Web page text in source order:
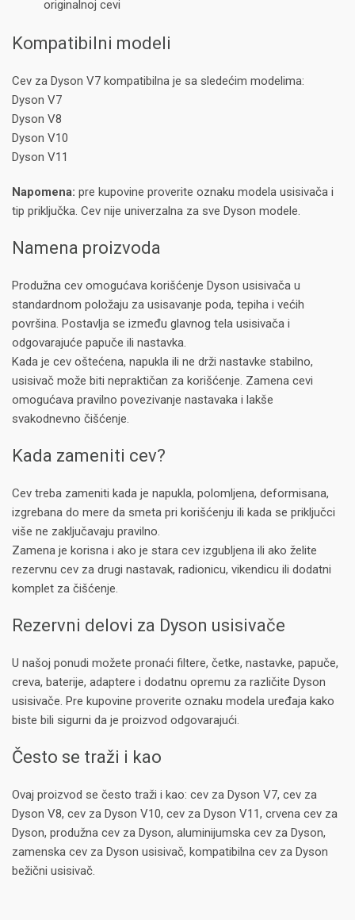
originalnoj cevi
Kompatibilni modeli
Cev za Dyson V7 kompatibilna je sa sledećim modelima:
Dyson V7
Dyson V8
Dyson V10
Dyson V11
Napomena: pre kupovine proverite oznaku modela usisivača i
tip priključka. Cev nije univerzalna za sve Dyson modele.
Namena proizvoda
Produžna cev omogućava korišćenje Dyson usisivača u
standardnom položaju za usisavanje poda, tepiha i većih
površina. Postavlja se između glavnog tela usisivača i
odgovarajuće papuče ili nastavka.
Kada je cev oštećena, napukla ili ne drži nastavke stabilno,
usisivač može biti nepraktičan za korišćenje. Zamena cevi
omogućava pravilno povezivanje nastavaka i lakše
svakodnevno čišćenje.
Kada zameniti cev?
Cev treba zameniti kada je napukla, polomljena, deformisana,
izgrebana do mere da smeta pri korišćenju ili kada se priključci
više ne zaključavaju pravilno.
Zamena je korisna i ako je stara cev izgubljena ili ako želite
rezervnu cev za drugi nastavak, radionicu, vikendicu ili dodatni
komplet za čišćenje.
Rezervni delovi za Dyson usisivače
U našoj ponudi možete pronaći filtere, četke, nastavke, papuče,
creva, baterije, adaptere i dodatnu opremu za različite Dyson
usisivače. Pre kupovine proverite oznaku modela uređaja kako
biste bili sigurni da je proizvod odgovarajući.
Često se traži i kao
Ovaj proizvod se često traži i kao: cev za Dyson V7, cev za
Dyson V8, cev za Dyson V10, cev za Dyson V11, crvena cev za
Dyson, produžna cev za Dyson, aluminijumska cev za Dyson,
zamenska cev za Dyson usisivač, kompatibilna cev za Dyson
bežični usisivač.